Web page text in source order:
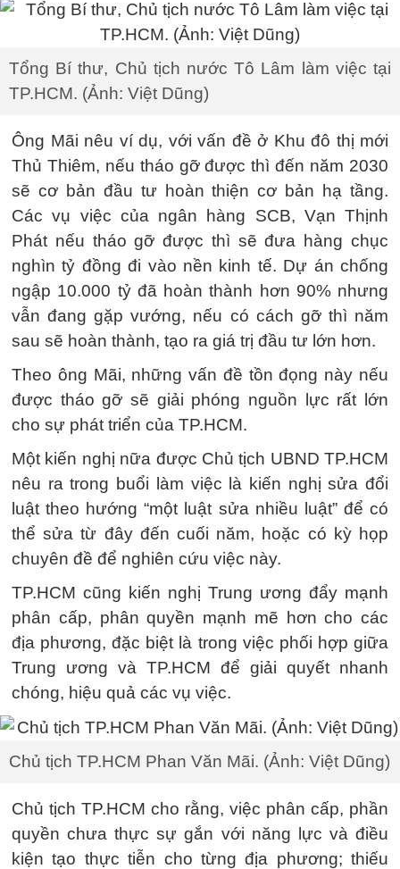
Tổng Bí thư, Chủ tịch nước Tô Lâm làm việc tại
TP.HCM. (Ảnh: Việt Dũng)
Ông Mãi nêu ví dụ, với vấn đề ở Khu đô thị mới
Thủ Thiêm, nếu tháo gỡ được thì đến năm 2030
sẽ cơ bản đầu tư hoàn thiện cơ bản hạ tầng.
Các vụ việc của ngân hàng SCB, Vạn Thịnh
Phát nếu tháo gỡ được thì sẽ đưa hàng chục
nghìn tỷ đồng đi vào nền kinh tế. Dự án chống
ngập 10.000 tỷ đã hoàn thành hơn 90% nhưng
vẫn đang gặp vướng, nếu có cách gỡ thì năm
sau sẽ hoàn thành, tạo ra giá trị đầu tư lớn hơn.
Theo ông Mãi, những vấn đề tồn đọng này nếu
được tháo gỡ sẽ giải phóng nguồn lực rất lớn
cho sự phát triển của TP.HCM.
Một kiến nghị nữa được Chủ tịch UBND TP.HCM
nêu ra trong buổi làm việc là kiến nghị sửa đổi
luật theo hướng “một luật sửa nhiều luật” để có
thể sửa từ đây đến cuối năm, hoặc có kỳ họp
chuyên đề để nghiên cứu việc này.
TP.HCM cũng kiến nghị Trung ương đẩy mạnh
phân cấp, phân quyền mạnh mẽ hơn cho các
địa phương, đặc biệt là trong việc phối hợp giữa
Trung ương và TP.HCM để giải quyết nhanh
chóng, hiệu quả các vụ việc.
Chủ tịch TP.HCM Phan Văn Mãi. (Ảnh: Việt Dũng)
Chủ tịch TP.HCM cho rằng, việc phân cấp, phần
quyền chưa thực sự gắn với năng lực và điều
kiện tạo thực tiễn cho từng địa phương; thiếu